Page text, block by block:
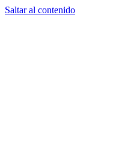
Saltar al contenido